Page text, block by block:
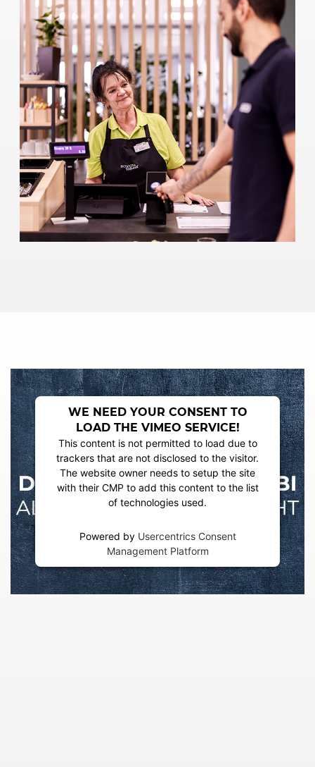
WE NEED YOUR CONSENT TO
LOAD THE VIMEO SERVICE!
This content is not permitted to load due to
trackers that are not disclosed to the visitor.
The website owner needs to setup the site
with their CMP to add this content to the list
of technologies used.
Powered by Usercentrics Consent
Management Platform